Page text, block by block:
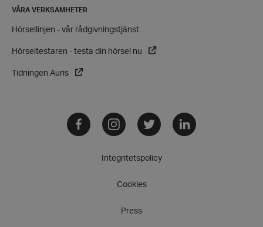
VÅRA VERKSAMHETER
Hörsellinjen - vår rådgivningstjänst
Hörseltestaren - testa din hörsel nu
Tidningen Auris
FacebookInstagramTwitter LinkedIn
Integritetspolicy
Cookies
Press
Namn
hrf-popup-closed-*
wordpress_test_cookie